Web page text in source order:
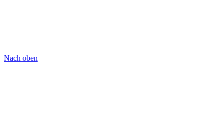
Nach oben